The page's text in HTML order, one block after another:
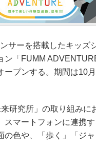
サーを搭載したキッズ
ン「FUMM
ープンする。期間は10
研究所」の取り組みに
スマートフォンに連携
の色や、「歩く」「ジ